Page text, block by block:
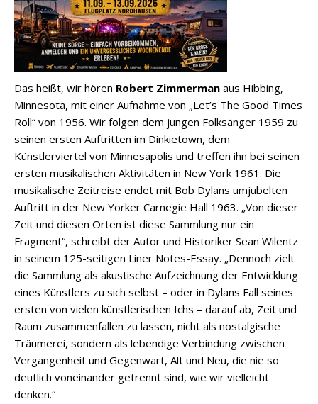
Das heißt, wir hören Robert Zimmerman aus Hibbing,
Minnesota, mit einer Aufnahme von „Let’s The Good Times
Roll“ von 1956. Wir folgen dem jungen Folksänger 1959 zu
seinen ersten Auftritten im Dinkietown, dem
Künstlerviertel von Minnesapolis und treffen ihn bei seinen
ersten musikalischen Aktivitäten in New York 1961. Die
musikalische Zeitreise endet mit Bob Dylans umjubelten
Auftritt in der New Yorker Carnegie Hall 1963. „Von dieser
Zeit und diesen Orten ist diese Sammlung nur ein
Fragment“, schreibt der Autor und Historiker Sean Wilentz
in seinem 125-seitigen Liner Notes-Essay. „Dennoch zielt
die Sammlung als akustische Aufzeichnung der Entwicklung
eines Künstlers zu sich selbst – oder in Dylans Fall seines
ersten von vielen künstlerischen Ichs – darauf ab, Zeit und
Raum zusammenfallen zu lassen, nicht als nostalgische
Träumerei, sondern als lebendige Verbindung zwischen
Vergangenheit und Gegenwart, Alt und Neu, die nie so
deutlich voneinander getrennt sind, wie wir vielleicht
denken.“